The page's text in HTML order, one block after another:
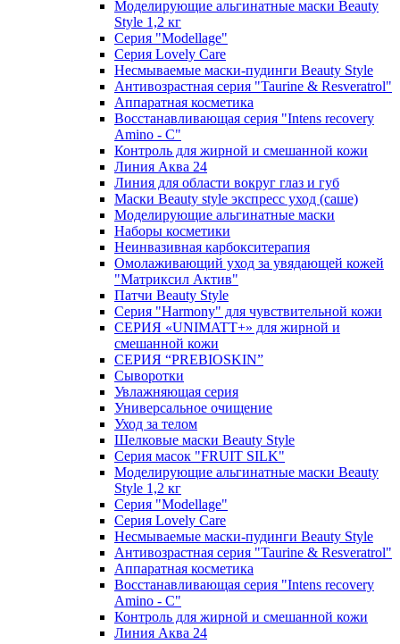
Моделирующие альгинатные маски Beauty
Style 1,2 кг
Серия "Modellage"
Cерия Lovely Care
Несмываемые маски-пудинги Beauty Style
Антивозрастная серия "Taurine & Resveratrol"
Аппаратная косметика
Восстанавливающая серия "Intens recovery
Amino - C"
Контроль для жирной и смешанной кожи
Линия Аква 24
Линия для области вокруг глаз и губ
Маски Beauty style экспресс уход (саше)
Моделирующие альгинатные маски
Наборы косметики
Неинвазивная карбокситерапия
Омолаживающий уход за увядающей кожей
"Матриксил Актив"
Патчи Beauty Style
Серия "Harmony" для чувствительной кожи
СЕРИЯ «UNIMATT+» для жирной и
смешанной кожи
СЕРИЯ “PREBIOSKIN”
Сыворотки
Увлажняющая серия
Универсальное очищение
Уход за телом
Шелковые маски Beauty Style
Серия масок "FRUIT SILK"
Моделирующие альгинатные маски Beauty
Style 1,2 кг
Серия "Modellage"
Cерия Lovely Care
Несмываемые маски-пудинги Beauty Style
Антивозрастная серия "Taurine & Resveratrol"
Аппаратная косметика
Восстанавливающая серия "Intens recovery
Amino - C"
Контроль для жирной и смешанной кожи
Линия Аква 24